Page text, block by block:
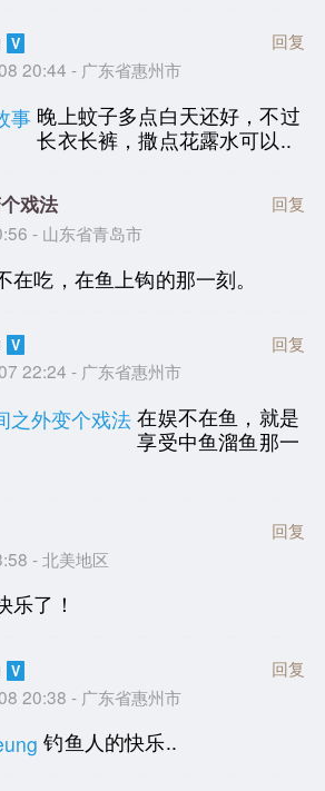
20:44 - 广东省惠州市
回复
事 晚上蚊子多点白天还好，不过
长衣长裤，撒点花露水可以..
戏法
- 山东省青岛市
回复
在吃，在鱼上钩的那一刻。
22:24 - 广东省惠州市
回复
之外变个戏法 在娱不在鱼，就是
享受中鱼溜鱼那一
- 北美地区
回复
乐了！
20:38 - 广东省惠州市
回复
钓鱼人的快乐..